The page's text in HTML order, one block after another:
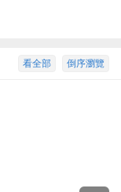
倒序瀏覽
看全部